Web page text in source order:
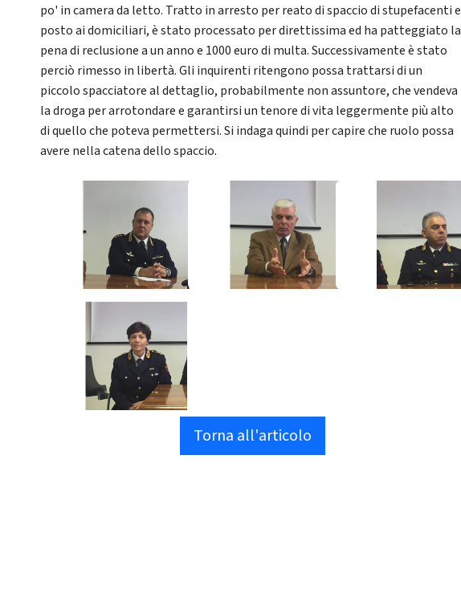
po' in camera da letto. Tratto in arresto per reato di spaccio di stupefacenti e
posto ai domiciliari, è stato processato per direttissima ed ha patteggiato la
pena di reclusione a un anno e 1000 euro di multa. Successivamente è stato
perciò rimesso in libertà. Gli inquirenti ritengono possa trattarsi di un
piccolo spacciatore al dettaglio, probabilmente non assuntore, che vendeva
la droga per arrotondare e garantirsi un tenore di vita leggermente più alto
di quello che poteva permettersi. Si indaga quindi per capire che ruolo possa
avere nella catena dello spaccio.
Torna all'articolo